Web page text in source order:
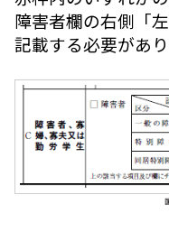
障害者欄の右側「
記載する必要があり